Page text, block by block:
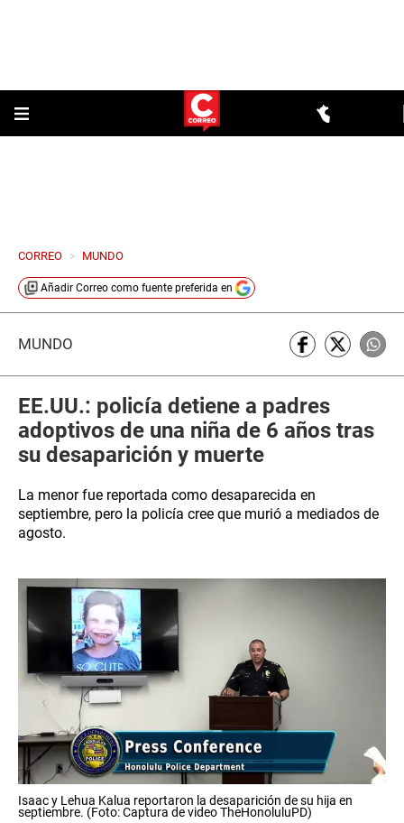
CORREO > MUNDO
Añadir Correo como fuente preferida en
MUNDO
EE.UU.: policía detiene a padres
adoptivos de una niña de 6 años tras
su desaparición y muerte
La menor fue reportada como desaparecida en
septiembre, pero la policía cree que murió a mediados de
agosto.
Isaac y Lehua Kalua reportaron la desaparición de su hija en
septiembre. (Foto: Captura de video TheHonoluluPD)